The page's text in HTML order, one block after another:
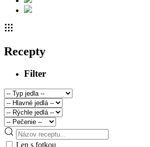
Recepty
Filter
Len s fotkou